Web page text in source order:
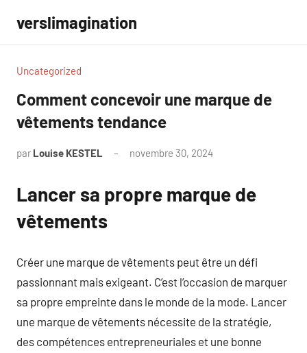
contenu
verslimagination
Uncategorized
Comment concevoir une marque de
vêtements tendance
par Louise KESTEL novembre 30, 2024
Lancer sa propre marque de
vêtements
Créer une marque de vêtements peut être un défi
passionnant mais exigeant. C’est l’occasion de marquer
sa propre empreinte dans le monde de la mode. Lancer
une marque de vêtements nécessite de la stratégie,
des compétences entrepreneuriales et une bonne